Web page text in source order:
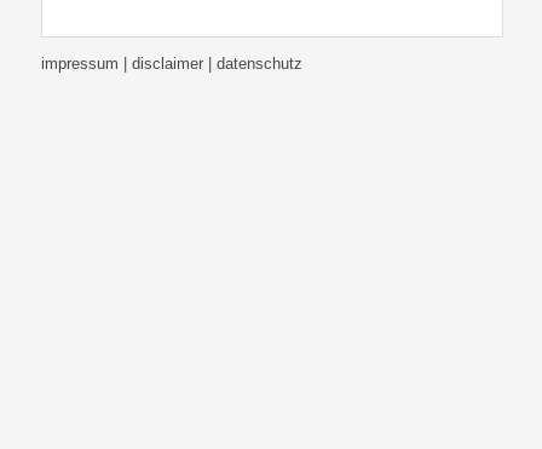
impressum | disclaimer | datenschutz